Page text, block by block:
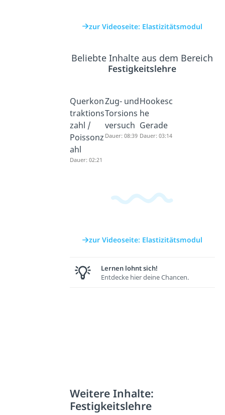
zur Videoseite: Elastizitätsmodul
Beliebte Inhalte aus dem Bereich
Festigkeitslehre
Querkon
traktions
zahl /
Poissonz
ahl
Dauer: 02:21
Zug- und
Torsions
versuch
Dauer: 08:39
Hookesc
he
Gerade
Dauer: 03:14
zur Videoseite: Elastizitätsmodul
Lernen lohnt sich!
Entdecke hier deine Chancen.
Weitere Inhalte:
Festigkeitslehre